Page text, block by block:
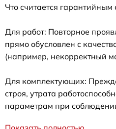
Что считается гарантийным
Для работ: Повторное
прямо обусловлен с
(например, некорректный
Для комплектующих:
строя, утрата
параметрам при